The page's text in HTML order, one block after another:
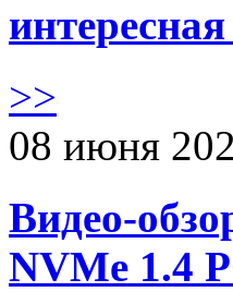
>>
08 июня
Видео-
NVMe 1.4